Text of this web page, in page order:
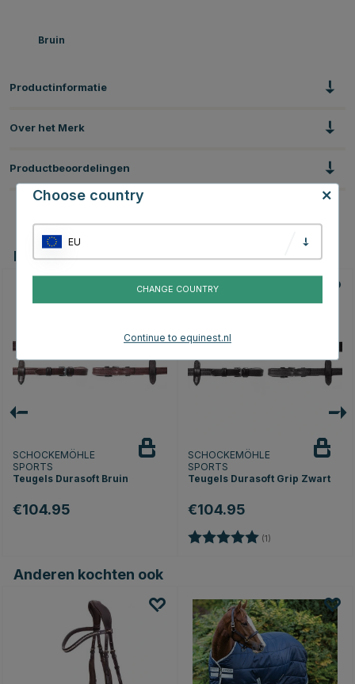
Bruin
Productinformatie
Over het Merk
Productbeoordelingen
Dit vind je misschien ook leuk
SCHOCKEMÖHLE
SPORTS
Teugels Durasoft Bruin
€104.95
SCHOCKEMÖHLE
SPORTS
Teugels Durasoft Grip Zwart
€104.95
Beoordeling: (1)
Anderen kochten ook
Choose country
EU
CHANGE COUNTRY
Continue to equinest.nl